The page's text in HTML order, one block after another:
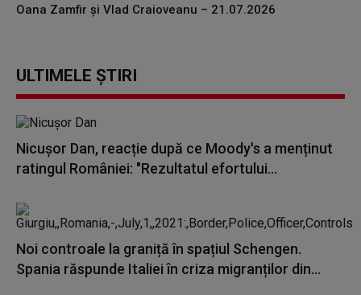
Oana Zamfir și Vlad Craioveanu – 21.07.2026
ULTIMELE ȘTIRI
Nicușor Dan, reacție după ce Moody's a menținut
ratingul României: "Rezultatul efortului...
Noi controale la graniță în spațiul Schengen.
Spania răspunde Italiei în criza migranților din...